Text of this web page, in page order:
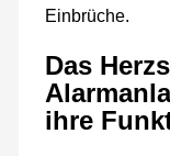
Einbrüche.
Das
ihre